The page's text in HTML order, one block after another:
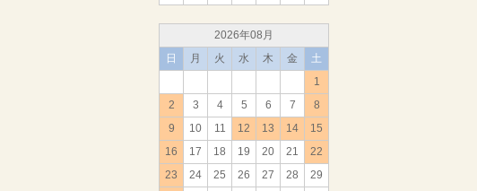
2026年08月
日
月 火 水 木 金
土
1
2
3 4 5 6 7
8
9
10 11 12 13 14
15
16
17 18 19 20 21
22
23
24 25 26 27 28
29